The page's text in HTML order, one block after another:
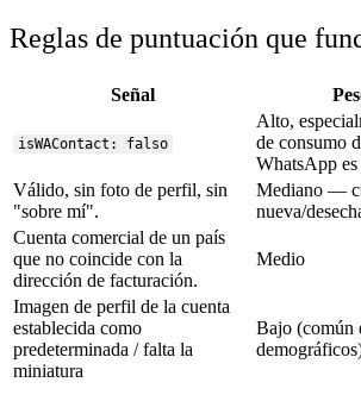
Reglas de puntuación que
Señal
isWAContact: falso
Alto,
de consumo
WhatsApp es
Válido, sin foto de perfil, sin
"sobre mí".
Mediano —
nueva/
Cuenta comercial de un país
que no coincide con la
dirección de facturación.
Medio
Imagen de perfil de la cuenta
establecida como
predeterminada / falta la
miniatura
Bajo (común